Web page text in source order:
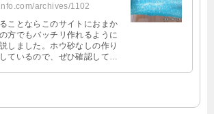
archives/1102
ことならこのサイトにおまか
方でもバッチリ作れるように
しました。ホウ砂なしの作り
ているので、ぜひ確認してみ